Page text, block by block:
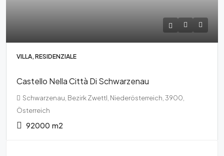
VILLA, RESIDENZIALE
Castello Nella Città Di Schwarzenau
Schwarzenau, Bezirk Zwettl, Niederösterreich, 3900,
Österreich
92000 m2